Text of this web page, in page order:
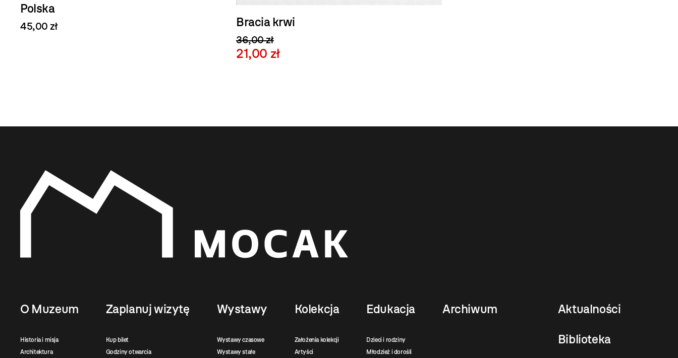
Polska
45,00 zł Bracia krwi
36,00 zł
21,00 zł
O Muzeum
Historia i misja
Architektura
Zaplanuj wizytę
Kup bilet
Godziny otwarcia
Wystawy
Wystawy czasowe
Wystawy stałe
Kolekcja
Założenia kolekcji
Artyści
Edukacja
Dzieci i rodziny
Młodzież i dorośli
Archiwum Aktualności
Biblioteka